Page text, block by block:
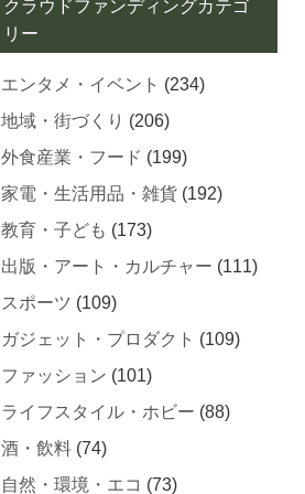
クラウドファンディングカテゴ
リー
エンタメ・イベント (234)
地域・街づくり (206)
外食産業・フード (199)
家電・生活用品・雑貨 (192)
教育・子ども (173)
出版・アート・カルチャー (111)
スポーツ (109)
ガジェット・プロダクト (109)
ファッション (101)
ライフスタイル・ホビー (88)
酒・飲料 (74)
自然・環境・エコ (73)